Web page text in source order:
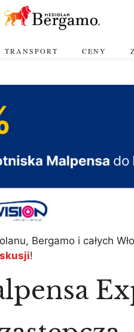
TRANSPORT CENY
Bergamo i całych
!